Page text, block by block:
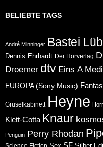
BELIEBTE TAGS
André Minninger Bastei
Dennis Ehrhardt Der Hörverlag
Droemer dtv Eins A
EUROPA (Sony Music)
Gruselkabinett Heyne
Klett-Cotta Knaur
Penguin Perry Rhodan